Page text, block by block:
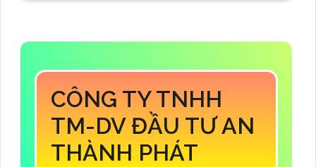
CÔNG TY TNHH
TM-DV ĐẦU TƯ AN
THÀNH PHÁT